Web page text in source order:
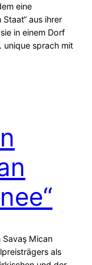
eine
aus ihrer
in einem Dorf
unique sprach mit
Savaş Mican
als